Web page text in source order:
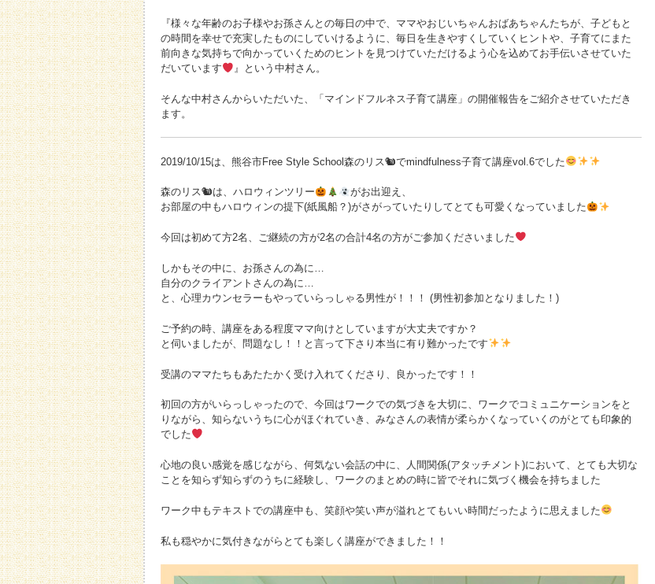
『様々な年齢のお子様やお孫さんとの毎日の中で、ママやおじいちゃんおばあちゃんたちが、子どもと
の時間を幸せで充実したものにしていけるように、毎日を生きやすくしていくヒントや、子育てにまた
前向きな気持ちで向かっていくためのヒントを見つけていただけるよう心を込めてお手伝いさせていた
だいています
』という中村さん。
そんな中村さんからいただいた、「マインドフルネス子育て講座」の開催報告をご紹介させていただき
ます。
2019/10/15は、熊谷市Free Style School森のリス🐿でmindfulness子育て講座vol.6でした
森のリス🐿は、ハロウィンツリー
がお出迎え、
お部屋の中もハロウィンの提下(紙風船？)がさがっていたりしてとても可愛くなっていました
今回は初めて方2名、ご継続の方が2名の合計4名の方がご参加くださいました
しかもその中に、お孫さんの為に…
自分のクライアントさんの為に…
と、心理カウンセラーもやっていらっしゃる男性が！！！ (男性初参加となりました！)
ご予約の時、講座をある程度ママ向けとしていますが大丈夫ですか？
と伺いましたが、問題なし！！と言って下さり本当に有り難かったです
受講のママたちもあたたかく受け入れてくださり、良かったです！！
初回の方がいらっしゃったので、今回はワークでの気づきを大切に、ワークでコミュニケーションをと
りながら、知らないうちに心がほぐれていき、みなさんの表情が柔らかくなっていくのがとても印象的
でした
心地の良い感覚を感じながら、何気ない会話の中に、人間関係(アタッチメント)において、とても大切な
ことを知らず知らずのうちに経験し、ワークのまとめの時に皆でそれに気づく機会を持ちました
ワーク中もテキストでの講座中も、笑顔や笑い声が溢れとてもいい時間だったように思えました
私も穏やかに気付きながらとても楽しく講座ができました！！